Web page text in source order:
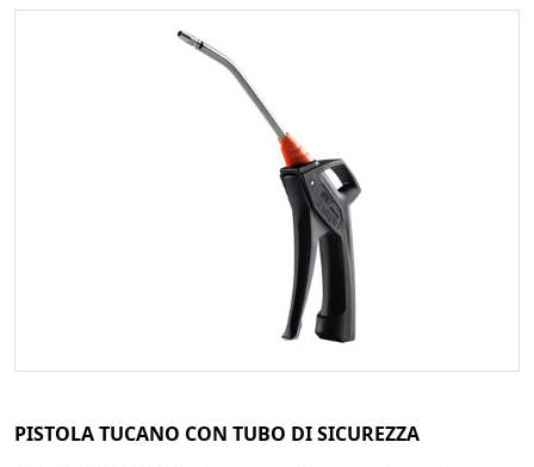
PISTOLA TUCANO CON TUBO DI SICUREZZA